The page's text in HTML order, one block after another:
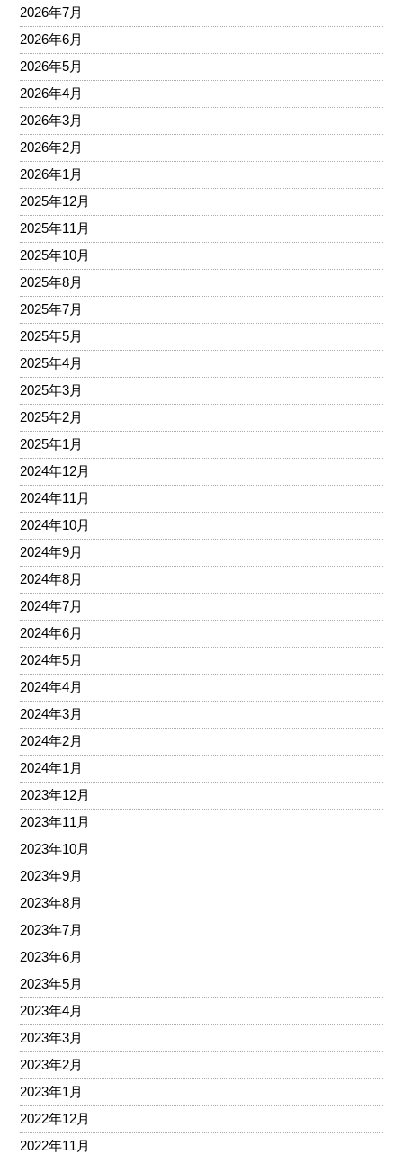
2026年7月
2026年6月
2026年5月
2026年4月
2026年3月
2026年2月
2026年1月
2025年12月
2025年11月
2025年10月
2025年8月
2025年7月
2025年5月
2025年4月
2025年3月
2025年2月
2025年1月
2024年12月
2024年11月
2024年10月
2024年9月
2024年8月
2024年7月
2024年6月
2024年5月
2024年4月
2024年3月
2024年2月
2024年1月
2023年12月
2023年11月
2023年10月
2023年9月
2023年8月
2023年7月
2023年6月
2023年5月
2023年4月
2023年3月
2023年2月
2023年1月
2022年12月
2022年11月